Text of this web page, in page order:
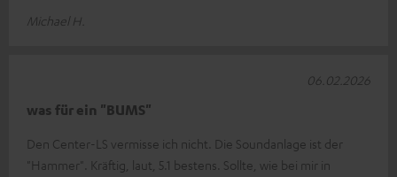
Michael H.
was für ein "BUMS"
Den Center-LS vermisse ich nicht. Die Soundanlage ist der
"Hammer". Kräftig, laut, 5.1 bestens. Sollte, wie bei mir in
06.02.2026